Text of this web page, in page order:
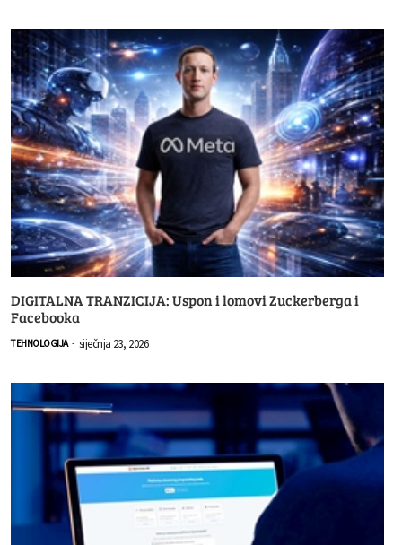
DIGITALNA TRANZICIJA: Uspon i lomovi Zuckerberga i
Facebooka
TEHNOLOGIJA - siječnja 23, 2026